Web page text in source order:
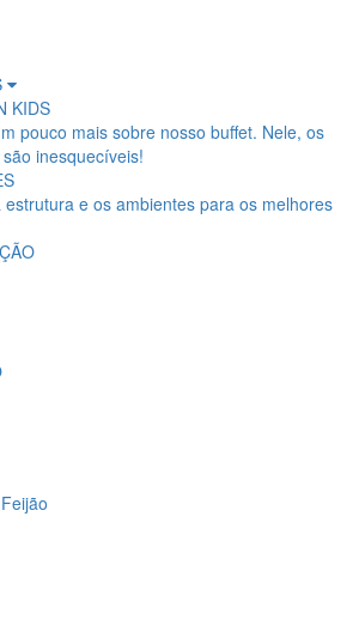
KIDS
pouco mais sobre nosso buffet. Nele, os
inesquecíveis!
estrutura e os ambientes para os melhores